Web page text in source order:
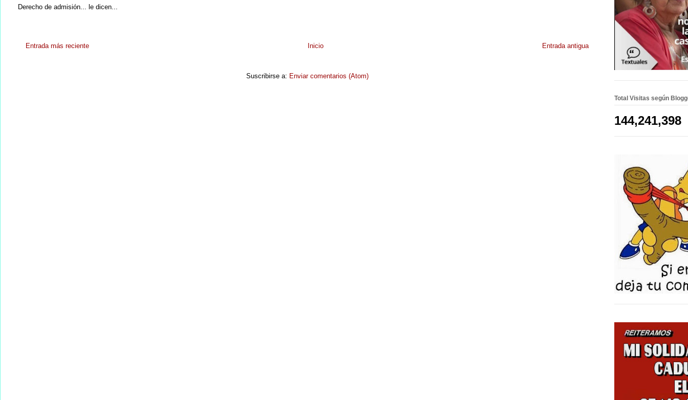
Derecho de admisión... le dicen...
Entrada más reciente Entrada antigua
Inicio
Suscribirse a: Enviar comentarios (Atom)
Total Visitas según
144,241,398